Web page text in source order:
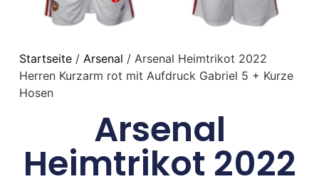
Startseite/ Arsenal / Arsenal Heimtrikot 2022
Herren Kurzarm rot mit Aufdruck Gabriel 5 + Kurze
Hosen
Arsenal
Heimtrikot 2022